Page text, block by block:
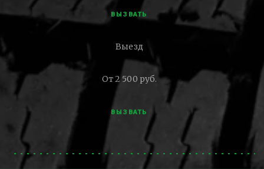
ВЫЗВАТЬ
Выезд
От 2 500 руб.
ВЫЗВАТЬ